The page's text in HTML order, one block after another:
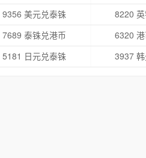
9356 美元兑泰铢 8220
7689 泰铢兑港币 6320
5181 日元兑泰铢 3937